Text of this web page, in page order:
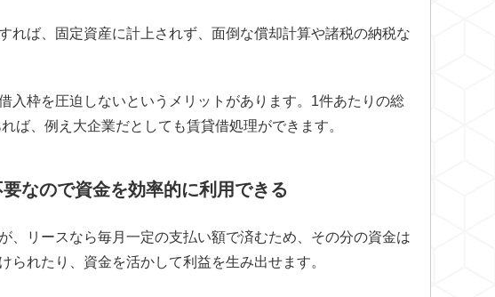
れば、固定資産に計上されず、面倒な償却計算や諸税の納税な
入枠を圧迫しないというメリットがあります。1件あたりの総
ば、例え大企業だとしても賃貸借処理ができます。
なので資金を効率的に利用できる
、リースなら毎月一定の支払い額で済むため、その分の資金は
れたり、資金を活かして利益を生み出せます。